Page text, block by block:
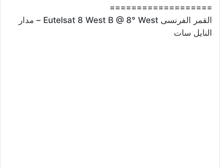
===================
القمر الفرنسى Eutelsat 8 West B @ 8° West – مدار
النايل سات